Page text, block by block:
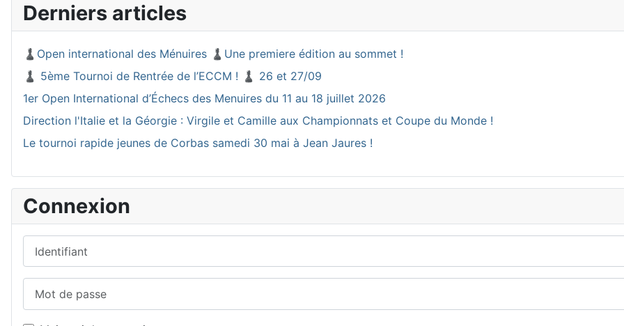
Derniers articles
♟️Open international des Ménuires ♟️Une premiere édition au sommet !
♟️ 5ème Tournoi de Rentrée de l’ECCM ! ♟️ 26 et 27/09
1er Open International d’Échecs des Menuires du 11 au 18 juillet 2026
Direction l'Italie et la Géorgie : Virgile et Camille aux Championnats et Coupe du Monde !
Le tournoi rapide jeunes de Corbas samedi 30 mai à Jean Jaures !
Connexion